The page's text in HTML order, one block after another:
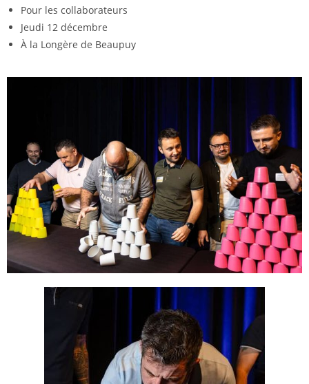
Pour les collaborateurs
Jeudi 12 décembre
À la Longère de Beaupuy